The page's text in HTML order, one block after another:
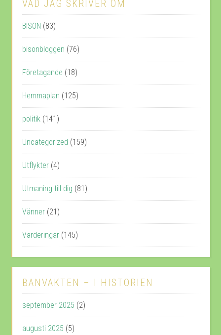
VAD JAG SKRIVER OM
BISON (83)
bisonbloggen (76)
Företagande (18)
Hemmaplan (125)
politik (141)
Uncategorized (159)
Utflykter (4)
Utmaning till dig (81)
Vänner (21)
Värderingar (145)
BANVAKTEN – I HISTORIEN
september 2025 (2)
augusti 2025 (5)